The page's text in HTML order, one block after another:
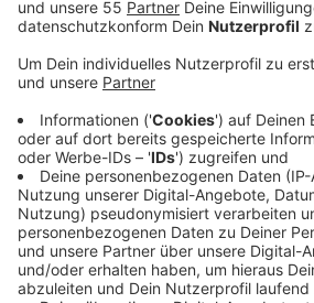
aus seinem Heim, um eine
besuchen. Auf der Flucht lernt er
LaBeouf) kennen, der Zak
Doch nach einigen
die beiden Freunde und Tyler sein
Der Kleinkriminelle Tyler macht
zusammen mit Zak auf den Weg,
zu finden. Doch Zaks
Pflegerin Eleanor (Dakota Johnson)
den Fersen.